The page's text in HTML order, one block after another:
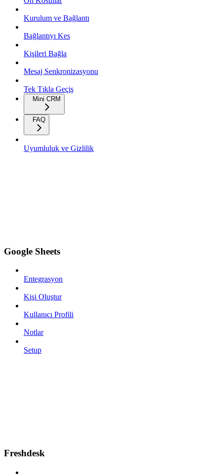
Kurulum ve Bağlantı
Bağlantıyı Kes
Kişileri Bağla
Mesaj Senkronizasyonu
Tek Tıkla Geçiş
Mini CRM
FAQ
Uyumluluk ve Gizlilik
Google Sheets
Entegrasyon
Kişi Oluştur
Kullanıcı Profili
Notlar
Setup
Freshdesk